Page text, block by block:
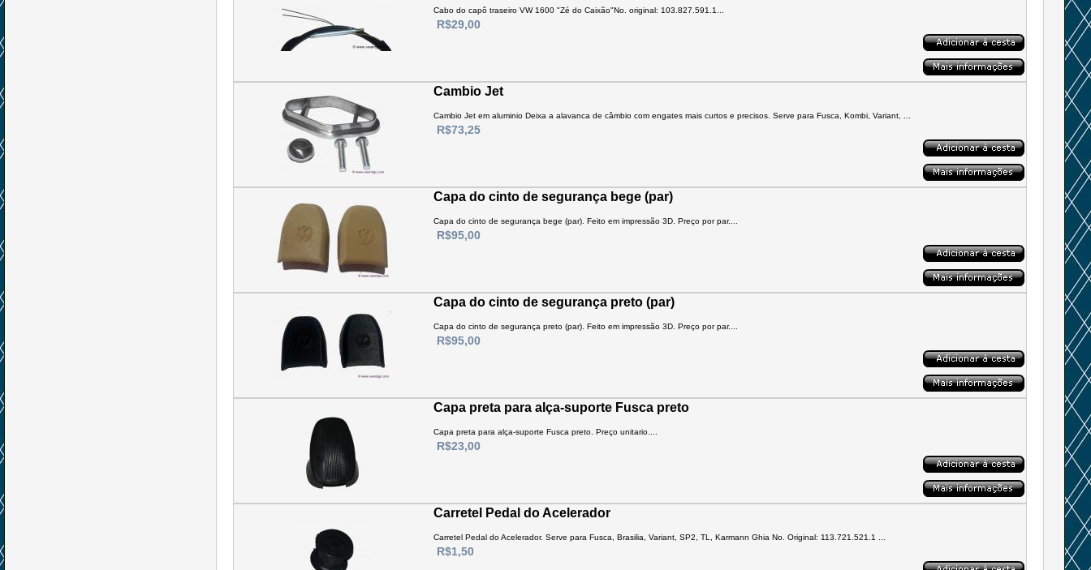
Cabo do capô traseiro VW 1600 "Zé do Caixão"No. original: 103.827.591.1...
R$29,00
Cambio Jet
Cambio Jet em aluminio Deixa a alavanca de câmbio com engates mais curtos e precisos. Serve para Fusca, Kombi, Variant, ...
R$73,25
Capa do cinto de segurança bege (par)
Capa do cinto de segurança bege (par). Feito em impressão 3D. Preço por par....
R$95,00
Capa do cinto de segurança preto (par)
Capa do cinto de segurança preto (par). Feito em impressão 3D. Preço por par....
R$95,00
Capa preta para alça-suporte Fusca preto
Capa preta para alça-suporte Fusca preto. Preço unitario....
R$23,00
Carretel Pedal do Acelerador
Carretel Pedal do Acelerador. Serve para Fusca, Brasilia, Variant, SP2, TL, Karmann Ghia No. Original: 113.721.521.1 ...
R$1,50